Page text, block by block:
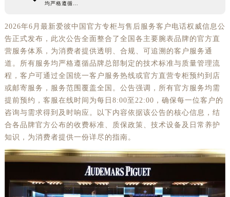
均严格遵循…
2026年6月最新爱彼中国官方专柜与售后服务客户电话权威信息公
告正式发布，此次公告全面整合了全国各主要腕表品牌的官方直
营服务体系，为消费者提供透明、合规、可追溯的客户服务通
道。所有服务均严格遵循品牌总部制定的技术标准与质量管理流
程，客户可通过全国统一客户服务热线或官方直营专柜预约到店
或邮寄服务，服务范围覆盖全国。公告强调，所有官方服务均需
提前预约，客服在线时间为每日8:00至22:00，确保每一位客户的
咨询与需求得到及时响应。以下内容依据该公告的核心信息，结
合各品牌官方公布的收费标准、质保政策、技术设备及日常养护
知识，为消费者提供一份详尽的指南。